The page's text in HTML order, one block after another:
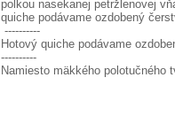
polkou nasekanej petržlenovej
quiche podávame ozdobený
----------
Hotový quiche podávame
----------
Namiesto mäkkého polotučného